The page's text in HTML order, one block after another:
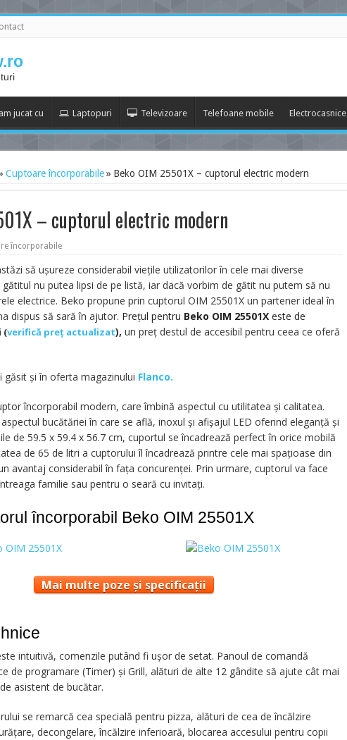
jucat cu Laptopuri Televizoare Telefoane mobile Electrocasnice
Cuptoare încorporabile » Beko OIM 25501X – cuptorul electric modern
– cuptorul electric modern
încorporabile
să ușureze considerabil viețile utilizatorilor în cele mai diverse
nu putea lipsi de pe listă, iar dacă vorbim de gătit nu putem să nu
electrice. Beko propune prin cuptorul OIM 25501X un partener ideal în
dispus să sară în ajutor. Prețul pentru Beko OIM 25501Xeste de
(verifică preț actualizat), un preț destul de accesibil pentru ceea ce oferă
și în oferta magazinului Flanco.
încorporabil modern, care îmbină aspectul cu utilitatea și calitatea.
bucătăriei în care se află, inoxul și afișajul LED oferind eleganță și
de 59.5 x 59.4 x 56.7 cm, cuportul se încadrează perfect în orice mobilă
de 65 de litri a cuptorului îl încadrează printre cele mai spațioase din
avantaj considerabil în fața concurenței. Prin urmare, cuptorul va face
familie sau pentru o seară cu invitați.
încorporabil Beko OIM 25501X
Mai multe poze și specificații
intuitivă, comenzile putând fi ușor de setat. Panoul de comandă
de programare (Timer) și Grill, alături de alte 12 gândite să ajute cât mai
asistent de bucătar.
se remarcă cea specială pentru pizza, alături de cea de încălzire
decongelare, încălzire inferioară, blocarea accesului pentru copii